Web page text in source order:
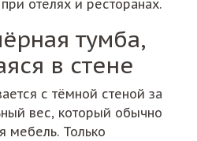
отелях и ресторанах.
тумба,
в стене
с тёмной стеной за
вес, который обычно
мебель. Только